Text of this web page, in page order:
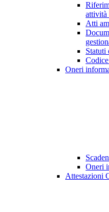
attività
Atti
Statuti
Oneri
Oneri
Attestazioni